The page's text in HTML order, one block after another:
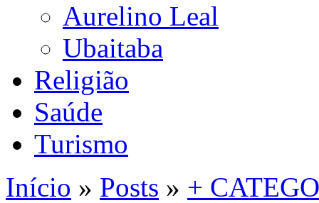
Aurelino Leal
Ubaitaba
Religião
Saúde
Turismo
Início » Posts » +